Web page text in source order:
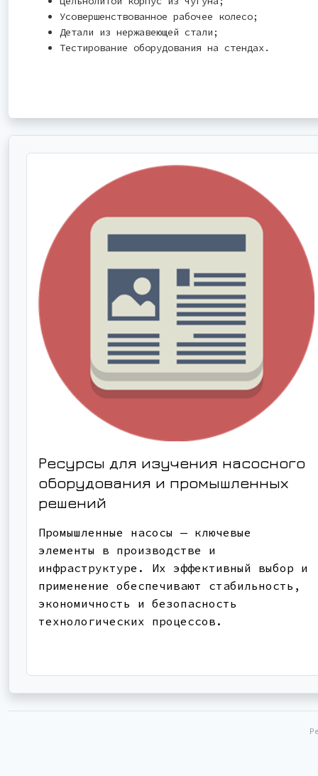
Усовершенствованное рабочее колесо;
Детали из нержавеющей стали;
Тестирование оборудования на стендах.
Ресурсы для изучения насосного
оборудования и промышленных
решений
Промышленные насосы — ключевые
элементы в производстве и
инфраструктуре. Их эффективный выбор и
применение обеспечивают стабильность,
экономичность и безопасность
технологических процессов.